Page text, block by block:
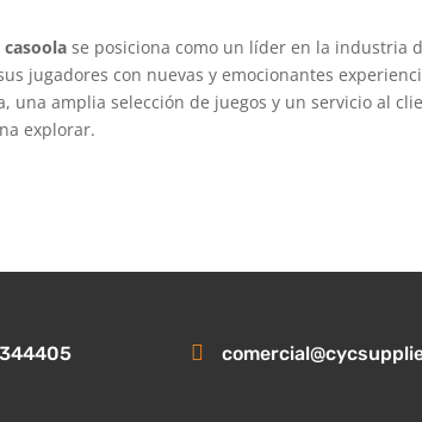
casoola se posiciona como un líder en la industria
jugadores con nuevas y emocionantes
una amplia selección de juegos y un servicio al
explorar.
